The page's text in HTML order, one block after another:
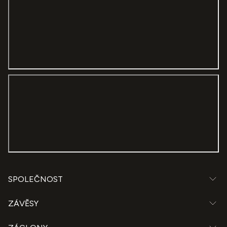
SPOLEČNOST
ZÁVĚSY